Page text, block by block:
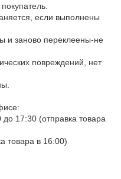
если выполнены
и заново переклеены-не
повреждений, нет
17:30 (отправка товара
товара в 16:00)